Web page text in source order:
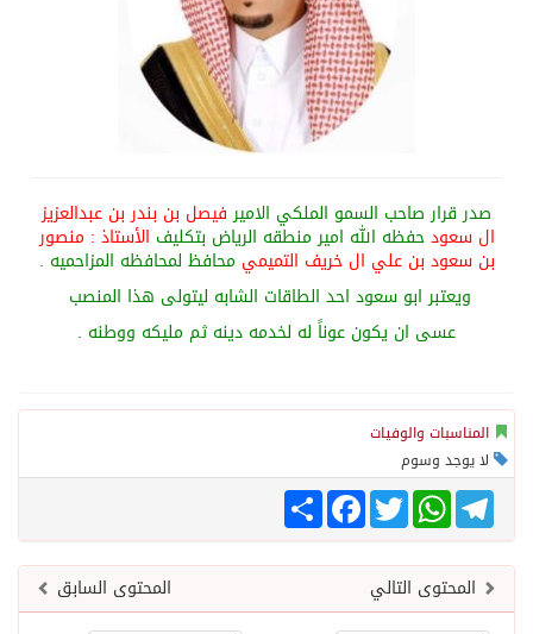
صدر قرار صاحب السمو الملكي الاميرفيصل بن بندر بن عبدالعزيز
ال سعودحفظه الله امير منطقه الرياض بتكليف الأستاذ : منصور
بن سعود بن علي ال خريف التميمي محافظ لمحافظه المزاحميه .
ويعتبر ابو سعود احد الطاقات الشابه ليتولى هذا المنصب
عسى ان يكون عوناً له لخدمه دينه ثم مليكه ووطنه .
المناسبات والوفيات
لا يوجد وسوم
Share
FacebookTwitter
WhatsAppTelegram
المحتوى السابق
المحتوى التالي